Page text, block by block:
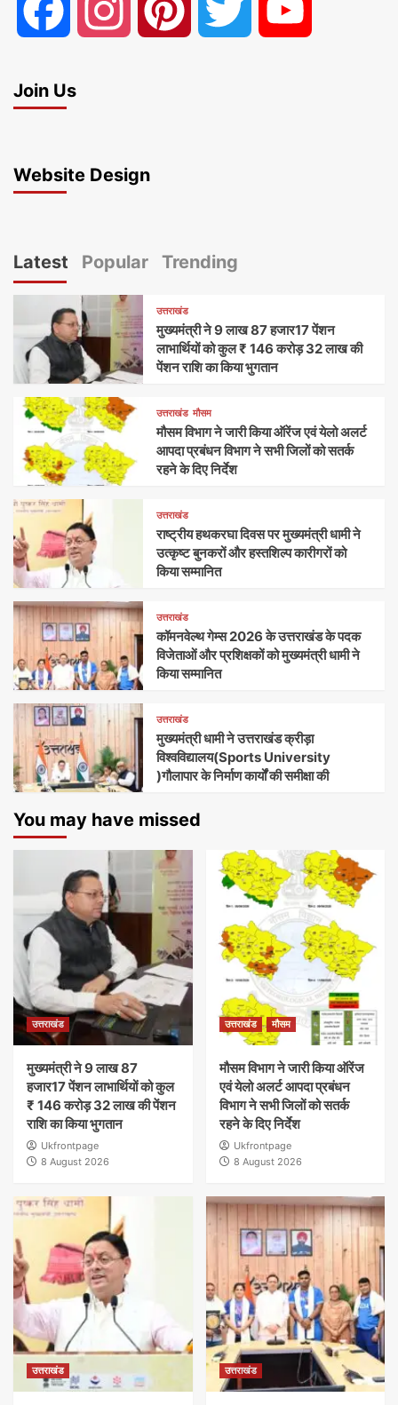
Facebook Instagram Pinterest Twitter
Join Us
Website Design
Latest Popular Trending
उत्तराखंड
मुख्यमंत्री ने 9 लाख 87 हजार17 पेंशन
लाभार्थियों को कुल ₹ 146 करोड़ 32 लाख की
पेंशन राशि का किया भुगतान
उत्तराखंड मौसम
मौसम विभाग ने जारी किया ऑरेंज एवं येलो अलर्ट
आपदा प्रबंधन विभाग ने सभी जिलों को सतर्क
रहने के दिए निर्देश
उत्तराखंड
राष्ट्रीय हथकरघा दिवस पर मुख्यमंत्री धामी ने
उत्कृष्ट बुनकरों और हस्तशिल्प कारीगरों को
किया सम्मानित
उत्तराखंड
कॉमनवेल्थ गेम्स 2026 के उत्तराखंड के पदक
विजेताओं और प्रशिक्षकों को मुख्यमंत्री धामी ने
किया सम्मानित
उत्तराखंड
मुख्यमंत्री धामी ने उत्तराखंड क्रीड़ा
विश्वविद्यालय(Sports University
)गौलापार के निर्माण कार्यों की समीक्षा की
You may have missed
उत्तराखंड
मुख्यमंत्री ने 9 लाख 87
हजार17 पेंशन लाभार्थियों को कुल
₹ 146 करोड़ 32 लाख की पेंशन
राशि का किया भुगतान
Ukfrontpage
8 August 2026
उत्तराखंड मौसम
मौसम विभाग ने जारी किया ऑरेंज
एवं येलो अलर्ट आपदा प्रबंधन
विभाग ने सभी जिलों को सतर्क
रहने के दिए निर्देश
Ukfrontpage
8 August 2026
उत्तराखंड उत्तराखंड